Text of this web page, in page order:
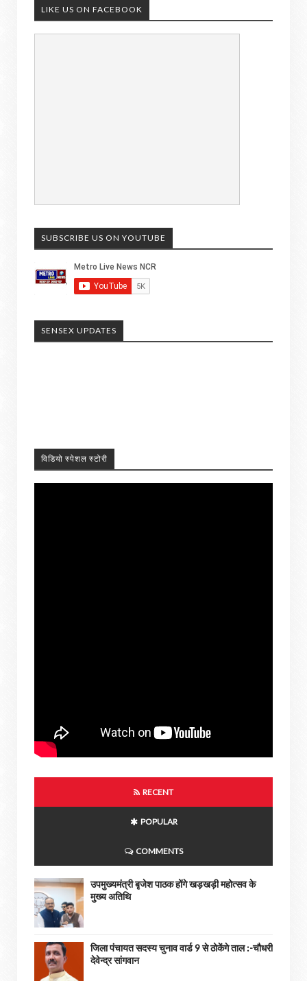
LIKE US ON FACEBOOK
SUBSCRIBE US ON YOUTUBE
SENSEX UPDATES
विडियो स्पेशल स्टोरी
RECENT
POPULAR
COMMENTS
उपमुख्यमंत्री बृजेश पाठक होंगे खड़खड़ी महोत्सव के
मुख्य अतिथि
जिला पंचायत सदस्य चुनाव वार्ड 9 से ठोकेंगे ताल :-चौधरी
देवेन्द्र सांगवान